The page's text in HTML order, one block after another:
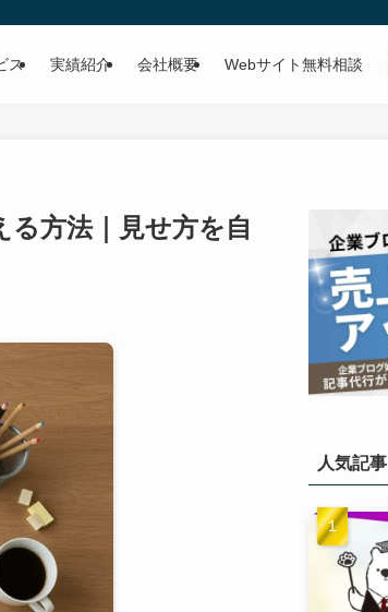
ス 実績紹介 会社概要 Webサイト無料相談
方法｜見せ方を自
人気記事